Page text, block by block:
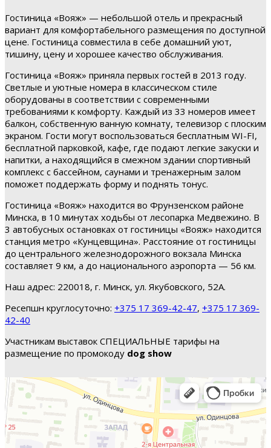
Гостиница «Вояж» — небольшой отель и прекрасный
вариант для комфортабельного размещения по доступной
цене. Гостиница совместила в себе домашний уют,
тишину, цену и хорошее качество обслуживания.
Гостиница «Вояж» приняла первых гостей в 2013 году.
Светлые и уютные номера в классическом стиле
оборудованы в соответствии с современными
требованиями к комфорту. Каждый из 33 номеров имеет
балкон, собственную ванную комнату, телевизор с плоским
экраном. Гости могут воспользоваться бесплатным WI-FI,
бесплатной парковкой, кафе, где подают легкие закуски и
напитки, а находящийся в смежном здании спортивный
комплекс с бассейном, саунами и тренажерным залом
поможет поддержать форму и поднять тонус.
Гостиница «Вояж» находится во Фрунзенском районе
Минска, в 10 минутах ходьбы от лесопарка Медвежино. В
3 автобусных остановках от гостиницы «Вояж» находится
станция метро «Кунцевщина». Расстояние от гостиницы
до центрального железнодорожного вокзала Минска
составляет 9 км, а до национального аэропорта — 56 км.
Наш адрес: 220018, г. Минск, ул. Якубовского, 52А.
Ресепшн круглосуточно: +375 17 369-42-47, +375 17 369-
42-40
Участникам выставок СПЕЦИАЛЬНЫЕ тарифы на
размещение по промокоду dog show